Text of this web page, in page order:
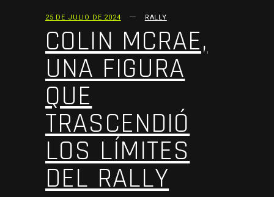
25 DE JULIO DE 2024 RALLY
COLIN MCRAE,
UNA FIGURA
QUE
TRASCENDIÓ
LOS LÍMITES
DEL RALLY